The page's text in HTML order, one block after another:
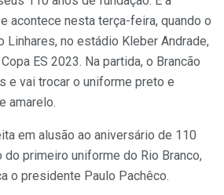
acontece nesta terça-feira, quando o
Linhares, no estádio Kleber Andrade,
ES 2023. Na partida, o Brancão
e vai trocar o uniforme preto e
amarelo.
em alusão ao aniversário de 110
do primeiro uniforme do Rio Branco,
o presidente Paulo Pachêco.